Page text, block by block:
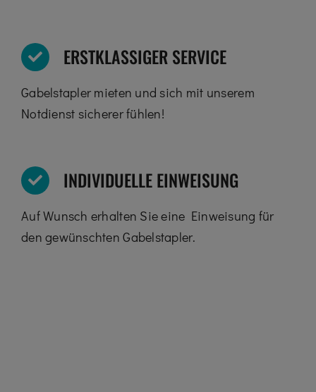
ERSTKLASSIGER SERVICE
Gabelstapler mieten und sich mit unserem
Notdienst sicherer fühlen!
INDIVIDUELLE EINWEISUNG
Auf Wunsch erhalten Sie eine Einweisung für
den gewünschten Gabelstapler.